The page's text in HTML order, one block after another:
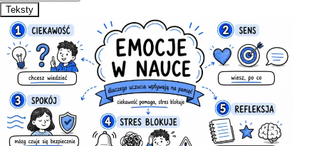
Teksty